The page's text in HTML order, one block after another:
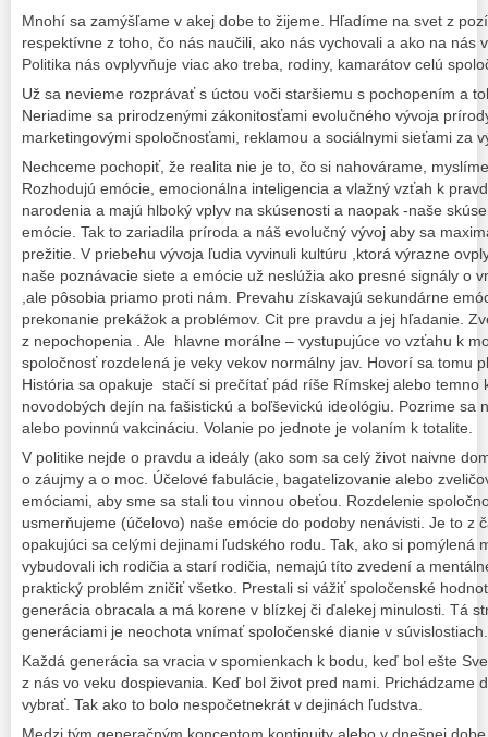
Mnohí sa zamýšľame v akej dobe to žijeme. Hľadíme na svet z
respektívne z toho, čo nás naučili, ako nás vychovali a ako na nás
Politika nás ovplyvňuje viac ako treba, rodiny, kamarátov celú
Už sa nevieme rozprávať s úctou voči staršiemu s pochopením a
Neriadime sa prirodzenými zákonitosťami evolučného vývoja
marketingovými spoločnosťami, reklamou a sociálnymi sieťami za
Nechceme pochopiť, že realita nie je to, čo si nahovárame,
Rozhodujú emócie, emocionálna inteligencia a vlažný vzťah k
narodenia a majú hlboký vplyv na skúsenosti a naopak -naše
emócie. Tak to zariadila príroda a náš evolučný vývoj aby sa
prežitie. V priebehu vývoja ľudia vyvinuli kultúru ,ktorá výrazne
naše poznávacie siete a emócie už neslúžia ako presné signály o
,ale pôsobia priamo proti nám. Prevahu získavajú sekundárne
prekonanie prekážok a problémov. Cit pre pravdu a jej hľadanie.
z nepochopenia . Ale hlavne morálne – vystupujúce vo vzťahu k
spoločnosť rozdelená je veky vekov normálny jav. Hovorí sa tomu
História sa opakuje stačí si prečítať pád ríše Rímskej alebo temno
novodobých dejín na fašistickú a boľševickú ideológiu. Pozrime sa
alebo povinnú vakcináciu. Volanie po jednote je volaním k totalite.
V politike nejde o pravdu a ideály (ako som sa celý život naivne
o záujmy a o moc. Účelové fabulácie, bagatelizovanie alebo
emóciami, aby sme sa stali tou vinnou obeťou. Rozdelenie
usmerňujeme (účelovo) naše emócie do podoby nenávisti. Je to z
opakujúci sa celými dejinami ľudského rodu. Tak, ako si pomýlená
vybudovali ich rodičia a starí rodičia, nemajú títo zvedení a
praktický problém zničiť všetko. Prestali si vážiť spoločenské
generácia obracala a má korene v blízkej či ďalekej minulosti. Tá
generáciami je neochota vnímať spoločenské dianie v súvislostiach.
Každá generácia sa vracia v spomienkach k bodu, keď bol ešte
z nás vo veku dospievania. Keď bol život pred nami. Prichádzame
vybrať. Tak ako to bolo nespočetnekrát v dejinách ľudstva.